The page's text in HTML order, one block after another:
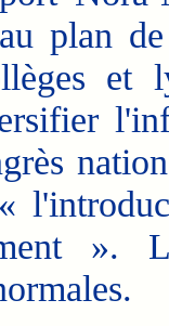
plan
et
».